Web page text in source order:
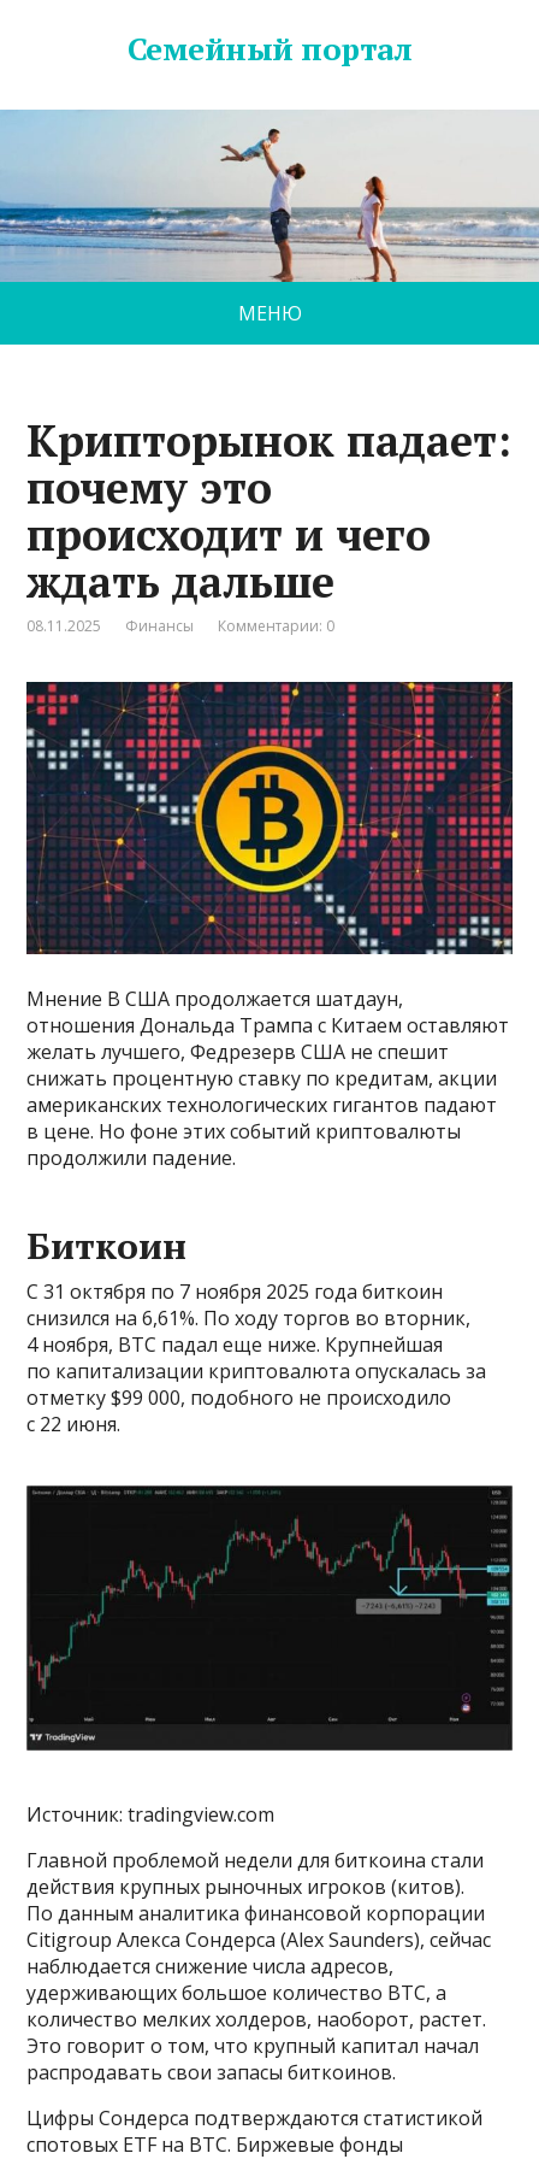
Семейный портал
МЕНЮ
Крипторынок падает:
почему это
происходит и чего
ждать дальше
08.11.2025 Финансы Комментарии: 0
Мнение В США продолжается шатдаун,
отношения Дональда Трампа с Китаем оставляют
желать лучшего, Федрезерв США не спешит
снижать процентную ставку по кредитам, акции
американских технологических гигантов падают
в цене. Но фоне этих событий криптовалюты
продолжили падение.
Биткоин
С 31 октября по 7 ноября 2025 года биткоин
снизился на 6,61%. По ходу торгов во вторник,
4 ноября, BTC падал еще ниже. Крупнейшая
по капитализации криптовалюта опускалась за
отметку $99 000, подобного не происходило
с 22 июня.
Источник: tradingview.com
Главной проблемой недели для биткоина стали
действия крупных рыночных игроков (китов).
По данным аналитика финансовой корпорации
Citigroup Алекса Сондерса (Alex Saunders), сейчас
наблюдается снижение числа адресов,
удерживающих большое количество BTC, а
количество мелких холдеров, наоборот, растет.
Это говорит о том, что крупный капитал начал
распродавать свои запасы биткоинов.
Цифры Сондерса подтверждаются статистикой
спотовых ETF на BTC. Биржевые фонды